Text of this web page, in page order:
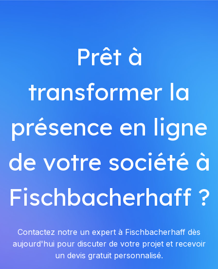
Prêt à
transformer la
présence en ligne
de votre société à
Fischbacherhaff ?
Contactez notre un expert à Fischbacherhaff dès
aujourd'hui pour discuter de votre projet et recevoir
un devis gratuit personnalisé.